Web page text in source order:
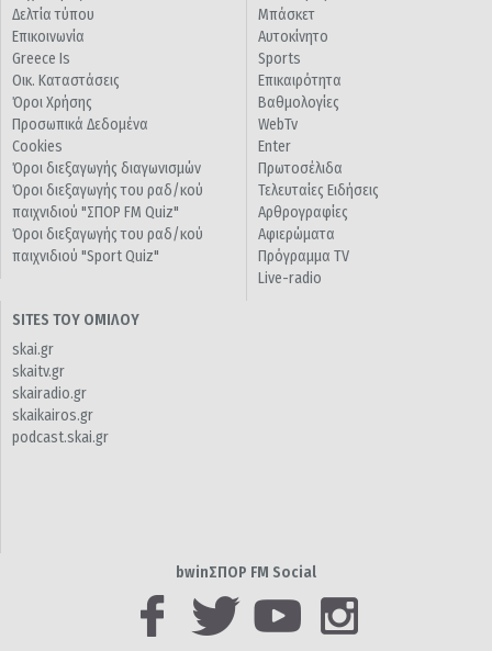
Δελτία τύπου
Επικοινωνία
Greece Is
Οικ. Καταστάσεις
Όροι Χρήσης
Προσωπικά Δεδομένα
Cookies
Όροι διεξαγωγής διαγωνισμών
Όροι διεξαγωγής του ραδ/κού
παιχνιδιού "ΣΠΟΡ FM Quiz"
Όροι διεξαγωγής του ραδ/κού
παιχνιδιού "Sport Quiz"
Μπάσκετ
Αυτοκίνητο
Sports
Επικαιρότητα
Βαθμολογίες
WebTv
Enter
Πρωτοσέλιδα
Τελευταίες Ειδήσεις
Αρθρογραφίες
Αφιερώματα
Πρόγραμμα TV
Live-radio
SITES ΤΟΥ ΟΜΙΛΟΥ
skai.gr
skaitv.gr
skairadio.gr
skaikairos.gr
podcast.skai.gr
bwinΣΠΟΡ FM Social